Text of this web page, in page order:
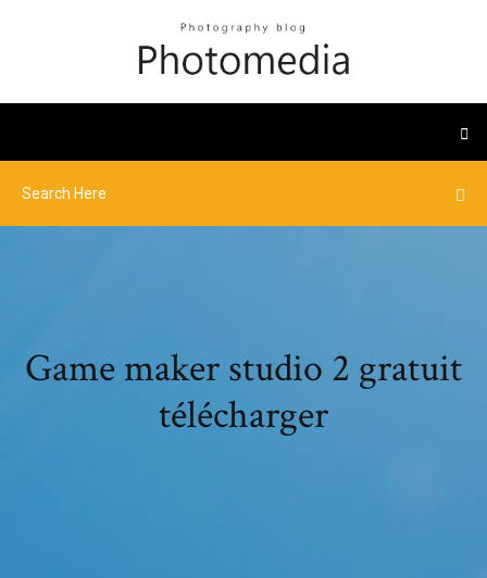
Game maker studio 2 gratuit
télécharger